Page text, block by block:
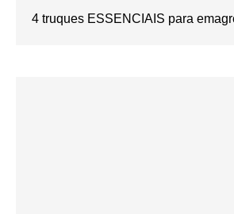
4 truques ESSENCIAIS para